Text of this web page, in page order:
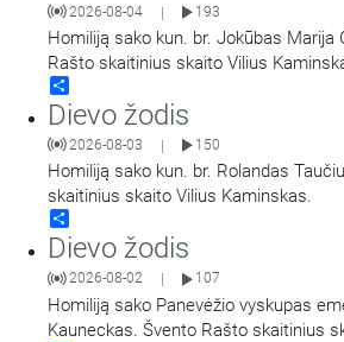
2026-08-04 | 193
Homiliją sako kun. br. Jokūbas Marija
Rašto skaitinius skaito Vilius
Dievo žodis
2026-08-03 | 150
Homiliją sako kun. br. Rolandas
skaitinius skaito Vilius Kaminskas.
Dievo žodis
2026-08-02 107
Homiliją sako Panevėžio vyskupas
Kauneckas. Švento Rašto skaitinius